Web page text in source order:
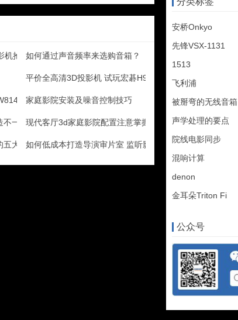
机抢先看如何通过声音频率来选购音箱？
平价全高清3D投影机 试玩宏碁H9500BD
评测
家庭影院安装及噪音控制技巧
一样的视听娱乐空间？
现代客厅3d家庭影院配置注意掌握技巧
五大软肋如何低成本打造导演审片室 监听影院组建攻略
安桥Onkyo
先锋VSX-1131
1513
飞利浦
被掰弯的无线音箱
声学处理的要点
院线电影同步
混响计算
denon
金耳朵Triton Fi
公众号